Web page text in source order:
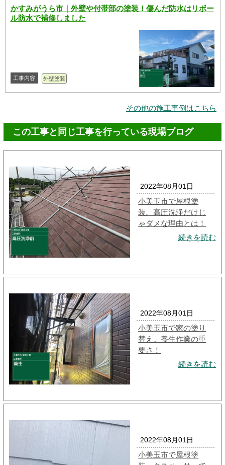
かすみがうら市｜外壁や付帯部の塗装！傷んだ防水はリボー
ル防水で補修しました
工事内容 外壁塗装
その他の施工事例はこちら
この工事と同じ工事を行っている現場ブログ
2022年08月01日
小美玉市で屋根塗
装。高圧洗浄だけじ
ゃダメな理由とは！
続きを読む
2022年08月01日
小美玉市で家の塗り
替え。養生作業の重
要さ！
続きを読む
2022年08月01日
小美玉市で屋根塗